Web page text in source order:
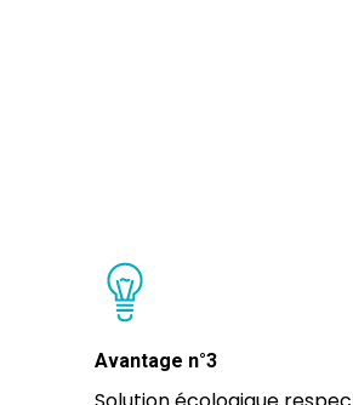
Avantage n°3